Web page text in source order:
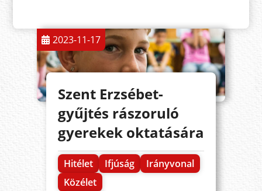
2023-11-17
Szent Erzsébet-
gyűjtés rászoruló
gyerekek oktatására
Hitélet Ifjúság
Irányvonal
Közélet